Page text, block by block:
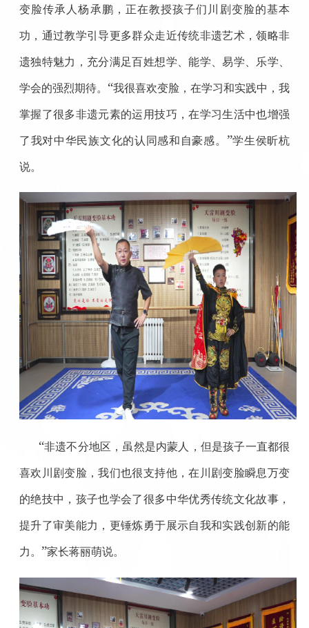
变脸传承人杨承鹏，正在教授孩子们川剧变脸的基本
功，通过教学引导更多群众走近传统非遗艺术，领略非
遗独特魅力，充分满足百姓想学、能学、易学、乐学、
学会的强烈期待。 “我很喜欢变脸，在学习和实践中，我
掌握了很多非遗元素的运用技巧，在学习生活中也增强
了我对中华民族文化的认同感和自豪感。 ”学生侯昕杭
说。
“非遗不分地区，虽然是内蒙人，但是孩子一直都很
喜欢川剧变脸，我们也很支持他，在川剧变脸瞬息万变
的绝技中，孩子也学会了很多中华优秀传统文化故事，
提升了审美能力，更锤炼勇于展示自我和实践创新的能
力。 ”家长蒋丽萌说。